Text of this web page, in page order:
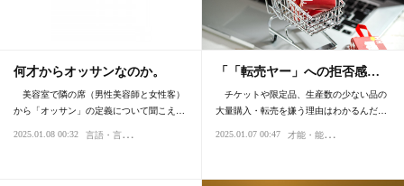
何才からオッサンなのか。
美容室で隣の席（男性美容師と女性客）
から「オッサン」の定義について聞こえ…
2025.01.08 00:32 言
語・言葉・表現
「「転売ヤー」への拒否感…
チケットや限定品、生産数の少ない品の
大量購入・転売を嫌う理由はわかるんだ…
2025.01.07 00:47 才
能・能力